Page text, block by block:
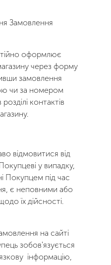
Замовлення
оформлює
через форму
замовлення
чи за номером
контактів
відмовитися від
у випадку,
Покупцем під час
є неповними або
їх дійсності.
на сайті
зобов'язується
інформацію,